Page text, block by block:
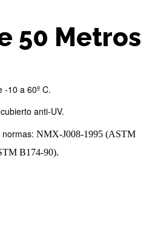
50 Metros
-10 a 60º C.
anti-UV.
normas:NMX-J008-1995 (ASTM
B174-90).